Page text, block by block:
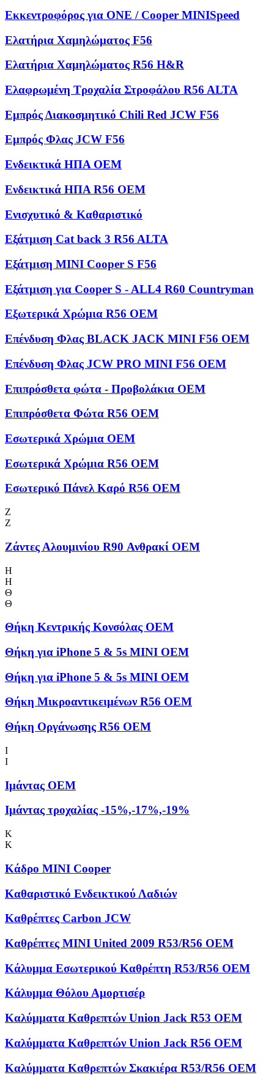
Εκκεντροφόρος για ONE / Cooper MINISpeed
Ελατήρια Χαμηλώματος F56
Ελατήρια Χαμηλώματος R56 H&R
Ελαφρωμένη Τροχαλία Στροφάλου R56 ALTA
Εμπρός Διακοσμητικό Chili Red JCW F56
Εμπρός Φλας JCW F56
Ενδεικτικά ΗΠΑ OEM
Ενδεικτικά ΗΠΑ R56 OEM
Ενισχυτικό & Καθαριστικό
Εξάτμιση Cat back 3 R56 ALTA
Εξάτμιση MINI Cooper S F56
Εξάτμιση για Cooper S - ALL4 R60 Countryman
Εξωτερικά Χρώμια R56 OEM
Επένδυση Φλας BLACK JACK MINI F56 OEM
Επένδυση Φλας JCW PRO MINI F56 OEM
Επιπρόσθετα φώτα - Προβολάκια OEM
Επιπρόσθετα Φώτα R56 OEM
Εσωτερικά Χρώμια OEM
Εσωτερικά Χρώμια R56 OEM
Εσωτερικό Πάνελ Καρό R56 OEM
Ζ
Ζ
Ζάντες Αλουμινίου R90 Ανθρακί OEM
Η
Η
Θ
Θ
Θήκη Kεντρικής Kονσόλας OEM
Θήκη για iPhone 5 & 5s MINI OEM
Θήκη για iPhone 5 & 5s MINI OEM
Θήκη Μικροαντικειμένων R56 OEM
Θήκη Οργάνωσης R56 OEM
Ι
Ι
Ιμάντας OEM
Ιμάντας τροχαλίας -15%,-17%,-19%
Κ
Κ
Κάδρο MINI Cooper
Καθαριστικό Ενδεικτικού Λαδιών
Καθρέπτες Carbon JCW
Καθρέπτες MINI United 2009 R53/R56 OEM
Κάλυμμα Εσωτερικού Καθρέπτη R53/R56 OEM
Κάλυμμα Θόλου Αμορτισέρ
Καλύμματα Kαθρεπτών Union Jack R53 OEM
Καλύμματα Καθρεπτών Union Jack R56 OEM
Καλύμματα Καθρεπτών Σκακιέρα R53/R56 OEM